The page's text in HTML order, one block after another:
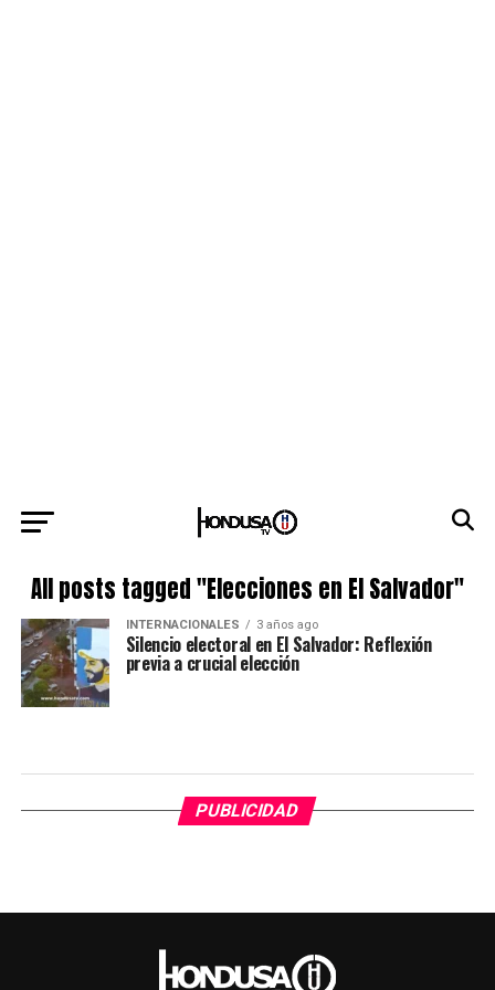
All posts tagged "Elecciones en El Salvador"
INTERNACIONALES 3 años ago
Silencio electoral en El Salvador: Reflexión
previa a crucial elección
PUBLICIDAD